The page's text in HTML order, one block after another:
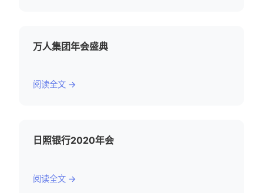
万人集团年会盛典
阅读全文 →
日照银行2020年会
阅读全文 →